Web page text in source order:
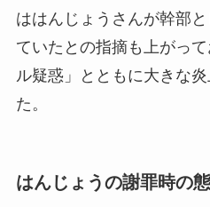
ははんじょうさんが幹部
ていたとの指摘も上がっ
ル疑惑」とともに大きな
た。
はんじょうの謝罪時の